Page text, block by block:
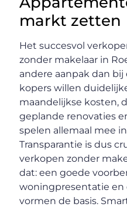
markt zetten
Het succesvol
zonder makelaar in
andere aanpak dan
kopers willen
maandelijkse kosten,
geplande renovaties
spelen allemaal mee
Transparantie is dus
verkopen zonder
dat: een goede
woningpresentatie
vormen de basis.